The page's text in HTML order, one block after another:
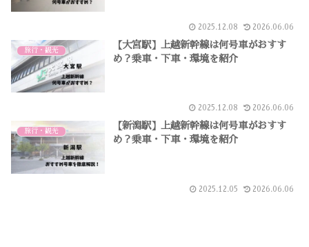
2025.12.08 2026.06.06
旅行・観光
【大宮駅】上越新幹線は何号車がおすす
め？乗車・下車・環境を紹介
2025.12.08 2026.06.06
旅行・観光
【新潟駅】上越新幹線は何号車がおすす
め？乗車・下車・環境を紹介
2025.12.05 2026.06.06